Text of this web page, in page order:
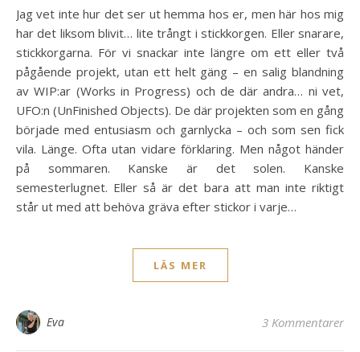
Jag vet inte hur det ser ut hemma hos er, men här hos mig
har det liksom blivit… lite trångt i stickkorgen. Eller snarare,
stickkorgarna. För vi snackar inte längre om ett eller två
pågående projekt, utan ett helt gäng – en salig blandning
av WIP:ar (Works in Progress) och de där andra… ni vet,
UFO:n (UnFinished Objects). De där projekten som en gång
började med entusiasm och garnlycka – och som sen fick
vila. Länge. Ofta utan vidare förklaring. Men något händer
på sommaren. Kanske är det solen. Kanske
semesterlugnet. Eller så är det bara att man inte riktigt
står ut med att behöva gräva efter stickor i varje…
LÄS MER
Eva 3 Kommentarer